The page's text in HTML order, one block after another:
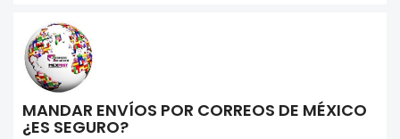
MANDAR ENVÍOS POR CORREOS DE MÉXICO
¿ES SEGURO?